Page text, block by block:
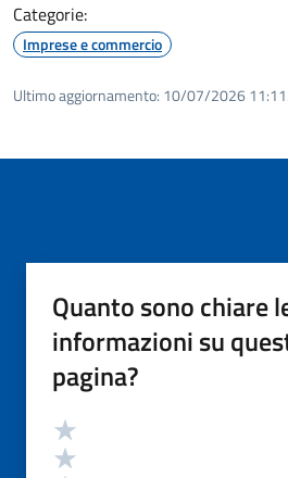
Categorie:
Imprese e commercio
Ultimo aggiornamento: 10/07/2026
Quanto sono chiare
informazioni su
pagina?
Valutazione